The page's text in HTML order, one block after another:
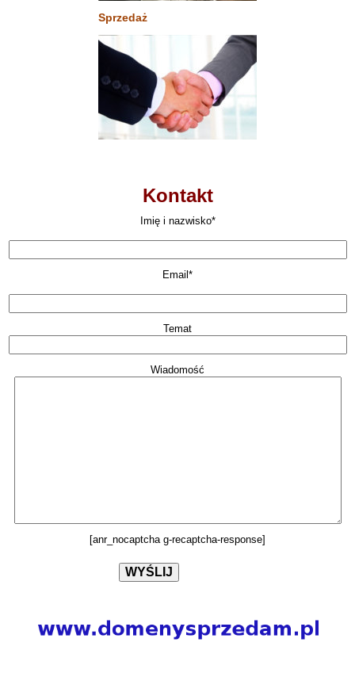
Sprzedaż
Kontakt
Imię i nazwisko*
Email*
Temat
Wiadomość
[anr_nocaptcha g-recaptcha-response]